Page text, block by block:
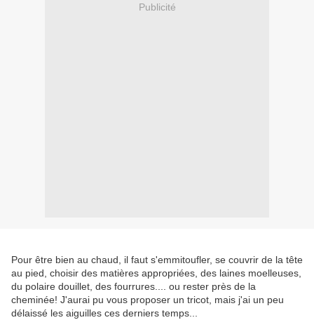
Publicité
Pour être bien au chaud, il faut s'emmitoufler, se couvrir de la tête
au pied, choisir des matières appropriées, des laines moelleuses,
du polaire douillet, des fourrures.... ou rester près de la
cheminée! J'aurai pu vous proposer un tricot, mais j'ai un peu
délaissé les aiguilles ces derniers temps...